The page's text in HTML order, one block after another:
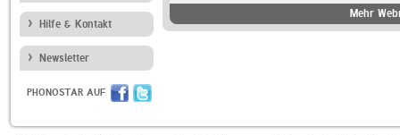
Hilfe & Kontakt
Newsletter
PHONOSTAR AUF
Mehr